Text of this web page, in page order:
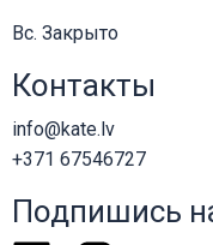
Вс. Закрыто
Контакты
info@kate.lv
+371 67546727
Подпишись